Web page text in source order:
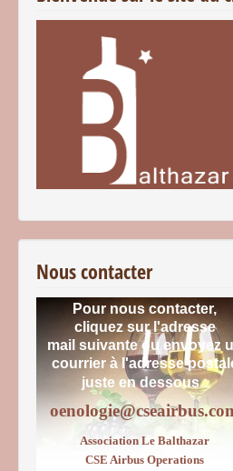
Nous contacter
Pour nous contacter,
cliquez sur l'adresse
mail suivante ou envoyez
courrierà l'adresse
juste en dessous :
Association Le Balthazar
CSE Airbus Operations